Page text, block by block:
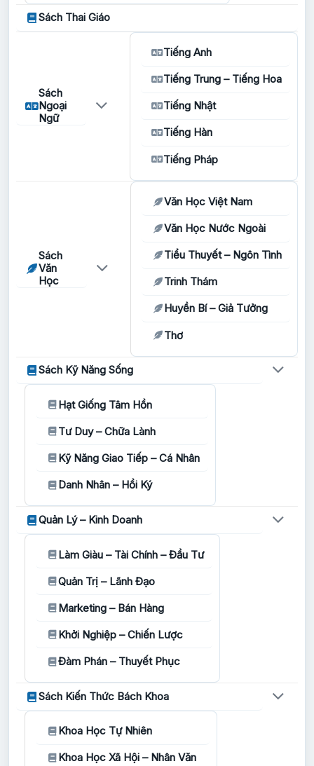
Sách Thai Giáo
Sách
Ngoại
Ngữ
Tiếng Anh
Tiếng Trung – Tiếng Hoa
Tiếng Nhật
Tiếng Hàn
Tiếng Pháp
Sách
Văn
Học
Văn Học Việt Nam
Văn Học Nước Ngoài
Tiểu Thuyết – Ngôn Tình
Trinh Thám
Huyền Bí – Giả Tưởng
Thơ
Sách Kỹ Năng Sống
Hạt Giống Tâm Hồn
Tư Duy – Chữa Lành
Kỹ Năng Giao Tiếp – Cá Nhân
Danh Nhân – Hồi Ký
Quản Lý – Kinh Doanh
Làm Giàu – Tài Chính – Đầu Tư
Quản Trị – Lãnh Đạo
Marketing – Bán Hàng
Khởi Nghiệp – Chiến Lược
Đàm Phán – Thuyết Phục
Sách Kiến Thức Bách Khoa
Khoa Học Tự Nhiên
Khoa Học Xã Hội – Nhân Văn